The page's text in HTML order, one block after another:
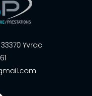
Yvrac